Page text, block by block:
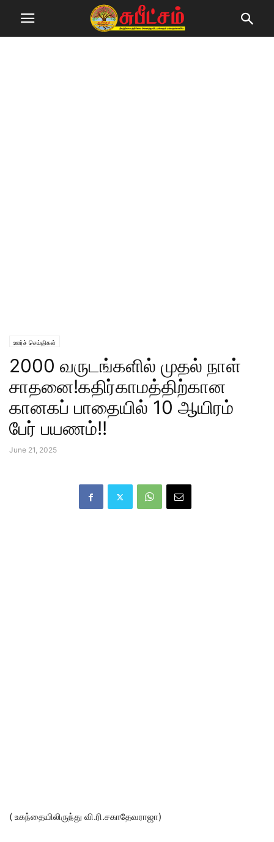
ஊர்ச் செய்திகள்
2000 வருடங்களில் முதல் நாள்
சாதனை!கதிர்காமத்திற்கான
கானகப் பாதையில் 10 ஆயிரம்
பேர் பயணம்!!
June 21, 2025
( உகந்தையிலிருந்து வி.ரி.சகாதேவராஜா)